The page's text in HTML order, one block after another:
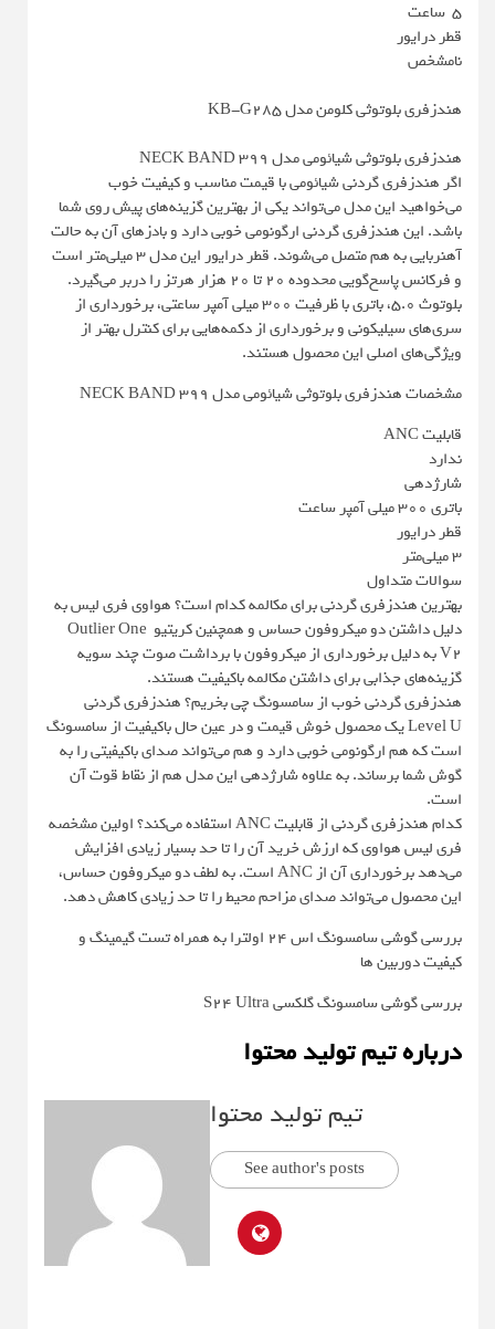
5 ساعت
قطر درایور
نامشخص
هندزفری بلوتوثی کلومن مدل KB-G285
هندزفری بلوتوثی شیائومی مدل NECK BAND 399
اگر هندزفری گردنی شیائومی با قیمت مناسب و کیفیت خوب
می‌خواهید این مدل می‌تواند یکی از بهترین گزینه‌های پیش روی شما
باشد. این هندزفری گردنی ارگونومی خوبی دارد و بادزهای آن به حالت
آهنربایی به هم متصل می‌شوند. قطر درایور این مدل 3 میلی‌متر است
و فرکانس پاسخ‌گویی محدوده 20 تا 20 هزار هرتز را دربر می‌گیرد.
بلوتوث 5.0، باتری با ظرفیت 300 میلی آمپر ساعتی، برخورداری از
سری‌های سیلیکونی و برخورداری از دکمه‌هایی برای کنترل بهتر از
ویژگی‌های اصلی این محصول هستند.
مشخصات هندزفری بلوتوثی شیائومی مدل NECK BAND 399
قابلیت ANC
ندارد
شارژدهی
باتری 300 میلی آمپر ساعت
قطر درایور
3 میلی‌متر
سوالات متداول
بهترین هندزفری گردنی برای مکالمه کدام است؟ هواوی فری لیس به
دلیل داشتن دو میکروفون حساس و همچنین کریتیو Outlier One
V2 به دلیل برخورداری از میکروفون با برداشت صوت چند سویه
گزینه‌های جذابی برای داشتن مکالمه باکیفیت هستند.
هندزفری گردنی خوب از سامسونگ چی بخریم؟ هندزفری گردنی
Level U یک محصول خوش قیمت و در عین حال باکیفیت از سامسونگ
است که هم ارگونومی خوبی دارد و هم می‌تواند صدای باکیفیتی را به
گوش شما برساند. به علاوه شارژدهی این مدل هم از نقاط قوت آن
است.
کدام هندزفری گردنی از قابلیت ANC استفاده می‌کند؟ اولین مشخصه
فری لیس هواوی که ارزش خرید آن را تا حد بسیار زیادی افزایش
می‌دهد برخورداری آن از ANC است. به لطف دو میکروفون حساس،
این محصول می‌تواند صدای مزاحم محیط را تا حد زیادی کاهش دهد.
بررسی گوشی سامسونگ اس ۲۴ اولترا به همراه تست گیمینگ و
کیفیت دوربین ها
بررسی گوشی سامسونگ گلکسی S24 Ultra
درباره تیم تولید محتوا
تیم تولید محتوا
See author's posts